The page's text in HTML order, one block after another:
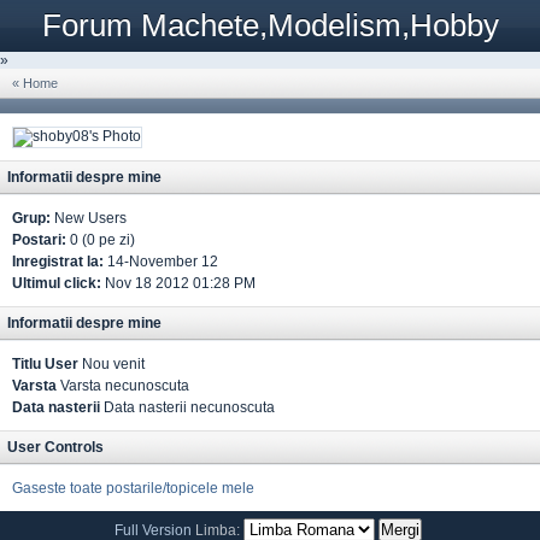
Forum Machete,Modelism,Hobby
»
« Home
Informatii despre mine
Grup: New Users
Postari: 0 (0 pe zi)
Inregistrat la: 14-November 12
Ultimul click: Nov 18 2012 01:28 PM
Informatii despre mine
Titlu User Nou venit
Varsta Varsta necunoscuta
Data nasterii Data nasterii necunoscuta
User Controls
Gaseste toate postarile/topicele mele
Full Version Limba: